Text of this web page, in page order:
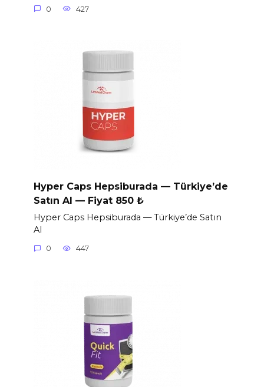
0 427
Hyper Caps Hepsiburada — Türkiye’de
Satın Al — Fiyat 850 ₺
Hyper Caps Hepsiburada — Türkiye’de Satın
Al
0 447